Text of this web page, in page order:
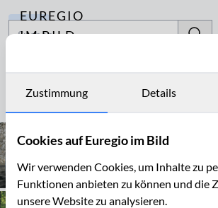
EUREGIO
IM BILD
Archiv
Kontakt
Archiv
Zustimmung Details
Cookies auf Euregio im Bild
Wir verwenden Cookies, um Inhalte zu
Funktionen anbieten zu können und die
unsere Website zu analysieren.